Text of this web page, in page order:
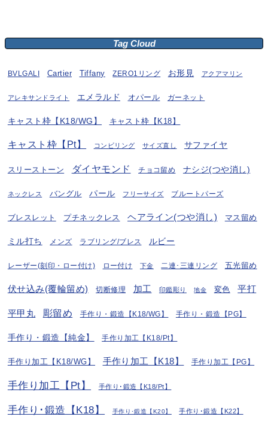
Tag Cloud
BVLGALI Cartier Tiffany ZERO1リング お形見 アクアマリン
アレキサンドライト エメラルド オパール ガーネット
キャスト枠【K18/WG】 キャスト枠【K18】
キャスト枠【Pt】 コンビリング サイズ直し サファイヤ
スリーストーン ダイヤモンド チョコ留め ナシジ(つや消し)
ネックレス バングル パール フリーサイズ ブルートパーズ
ブレスレット プチネックレス ヘアライン(つや消し) マス留め
ミル打ち メンズ ラブリング/ブレス ルビー
レーザー(刻印・ロー付け) ロー付け 下金 二連･三連リング 五光留め
伏せ込み(覆輪留め) 切断修理 加工 印鑑彫り 地金 変色 平打
平甲丸 彫留め 手作り・鍛造【K18/WG】 手作り・鍛造【PG】
手作り・鍛造【純金】 手作り加工【K18/Pt】
手作り加工【K18/WG】 手作り加工【K18】 手作り加工【PG】
手作り加工【Pt】 手作り･鍛造【K18/Pt】
手作り･鍛造【K18】 手作り･鍛造【K20】 手作り･鍛造【K22】